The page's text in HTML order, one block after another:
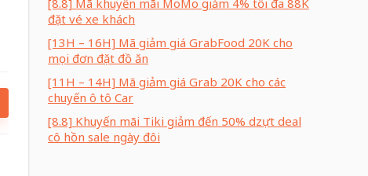
[8.8] Mã khuyến mãi MoMo giảm 4% tối đa 88K
đặt vé xe khách
[13H – 16H] Mã giảm giá GrabFood 20K cho
mọi đơn đặt đồ ăn
[11H – 14H] Mã giảm giá Grab 20K cho các
chuyến ô tô Car
[8.8] Khuyến mãi Tiki giảm đến 50% dzựt deal
cô hồn sale ngày đôi